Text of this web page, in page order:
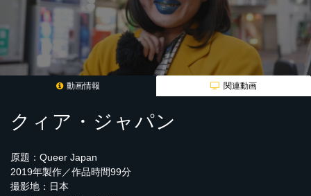
動画情報 関連動画
クィア・ジャパン
原題：Queer Japan
2019年製作／作品時間99分
撮影地：日本